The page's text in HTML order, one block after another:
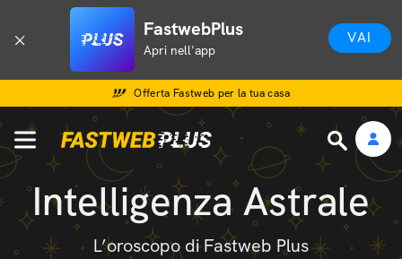
FastwebPlus
Apri nell'app
VAI
Offerta Fastweb per la tua casa
Intelligenza Astrale
L’oroscopo di Fastweb Plus